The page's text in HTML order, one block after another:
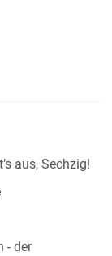
aus, Sechzig!
- der